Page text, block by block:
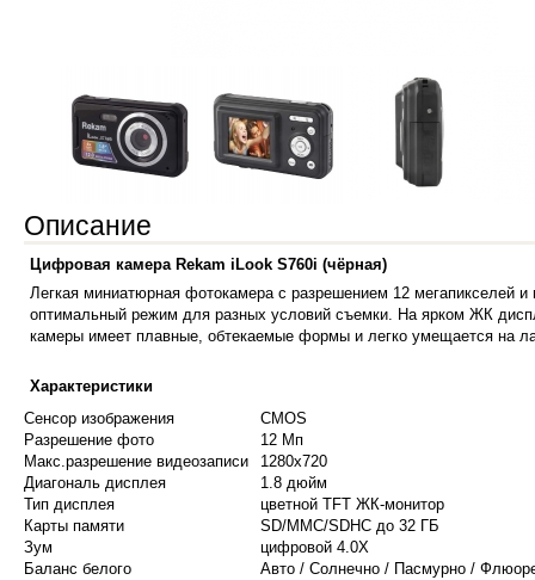
Описание
Цифровая камера Rekam iLook S760i (чёрная)
Легкая миниатюрная фотокамера с разрешением 12 мегапикселей
оптимальный режим для разных условий съемки. На ярком ЖК
камеры имеет плавные, обтекаемые формы и легко умещается на
Характеристики
Сенсор изображения
CMOS
Разрешение фото
12 Мп
Макс.разрешение видеозаписи
1280x720
Диагональ дисплея
1.8 дюйм
Тип дисплея
цветной TFT ЖК-монитор
Карты памяти
SD/MMC/SDHC до 32 ГБ
Зум
цифровой 4.0X
Баланс белого
Авто / Солнечно / Пасмурно /